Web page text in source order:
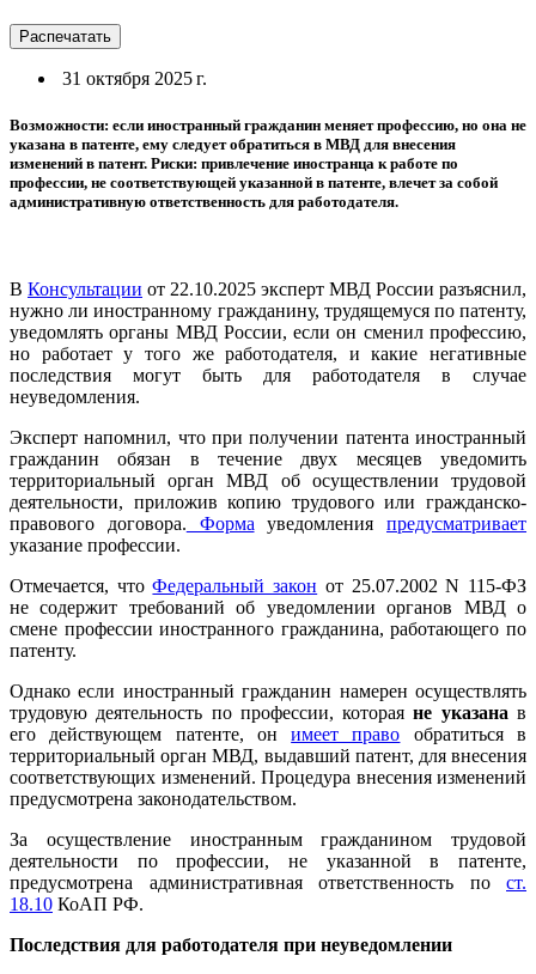
Распечатать
31 октября 2025 г.
Возможности: если иностранный гражданин меняет профессию, но она не
указана в патенте, ему следует обратиться в МВД для внесения
изменений в патент. Риски: привлечение иностранца к работе по
профессии, не соответствующей указанной в патенте, влечет за собой
административную ответственность для работодателя.
В Консультации от 22.10.2025 эксперт МВД России разъяснил,
нужно ли иностранному гражданину, трудящемуся по патенту,
уведомлять органы МВД России, если он сменил профессию,
но работает у того же работодателя, и какие негативные
последствия могут быть для работодателя в случае
неуведомления.
Эксперт напомнил, что при получении патента иностранный
гражданин обязан в течение двух месяцев уведомить
территориальный орган МВД об осуществлении трудовой
деятельности, приложив копию трудового или гражданско-
правового договора. Форма уведомления предусматривает
указание профессии.
Отмечается, чтоФедеральный закон от 25.07.2002 N 115-ФЗ
не содержит требований об уведомлении органов МВД о
смене профессии иностранного гражданина, работающего по
патенту.
Однако если иностранный гражданин намерен осуществлять
трудовую деятельность по профессии, котораяне указана в
его действующем патенте, онимеет право обратиться в
территориальный орган МВД, выдавший патент, для внесения
соответствующих изменений. Процедура внесения изменений
предусмотрена законодательством.
За осуществление иностранным гражданином трудовой
деятельности по профессии, не указанной в патенте,
предусмотрена административная ответственность по ст.
18.10 КоАП РФ.
Последствия для работодателя при неуведомлении